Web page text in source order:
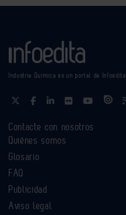
Industria Química es un portal de Infoedita
Contacte con nosotros
Quiénes somos
Glosario
FAQ
Publicidad
Aviso legal